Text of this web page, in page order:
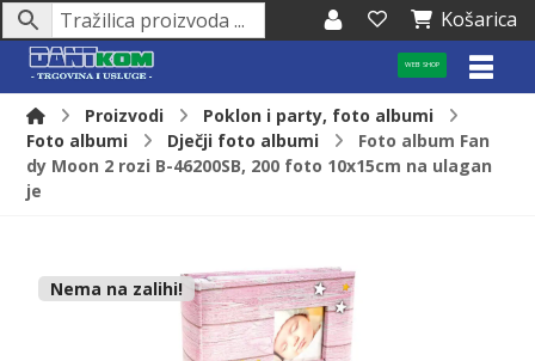
Košarica
WEB SHOP
Proizvodi
Poklon i party, foto albumi
Foto albumi
Dječji foto albumi
Foto album Fan
dy Moon 2 rozi B-46200SB, 200 foto 10x15cm na ulagan
je
Nema na zalihi!